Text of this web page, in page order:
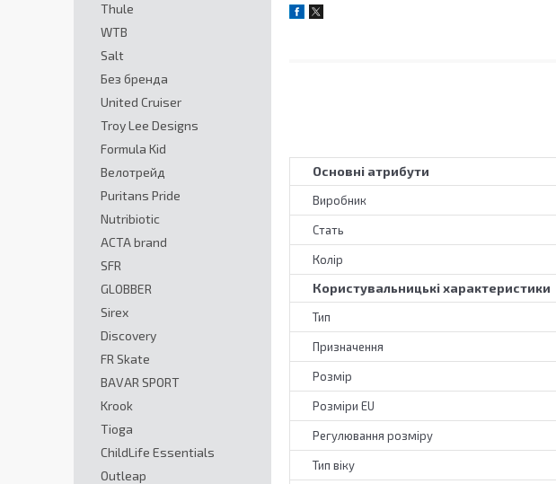
Основні атрибути
Виробник
Стать
Колір
Користувальницькі характеристики
Тип
Призначення
Розмір
Розміри EU
Регулювання розміру
Тип віку
Thule
WTB
Salt
Без бренда
United Cruiser
Troy Lee Designs
Formula Kid
Велотрейд
Puritans Pride
Nutribiotic
ACTA brand
SFR
GLOBBER
Sirex
Discovery
FR Skate
BAVAR SPORT
Krook
Tioga
ChildLife Essentials
Outleap